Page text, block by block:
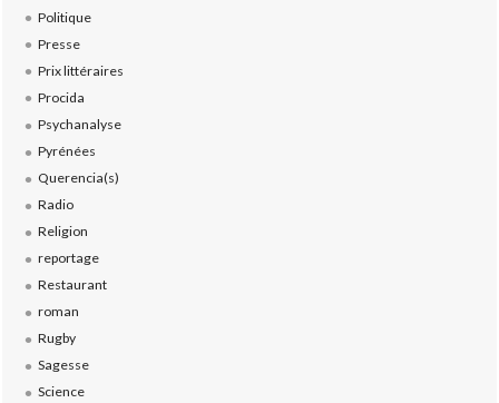
Politique
Presse
Prix littéraires
Procida
Psychanalyse
Pyrénées
Querencia(s)
Radio
Religion
reportage
Restaurant
roman
Rugby
Sagesse
Science